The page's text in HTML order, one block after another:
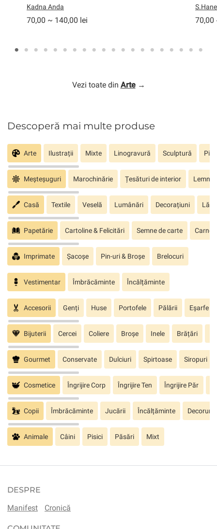
Kadna Anda
70,00 ~ 140,00 lei 70,00
Vezi toate din Arte→
Descoperă mai multe produse
Arte Ilustrații Mixte Linogravură Sculptură
Meșteșuguri Marochinărie Țesături de interior Lemn
Casă Textile Veselă Lumânări Decorațiuni
Papetărie Cartoline & Felicitări Semne de carte
Imprimate Șacoșe Pin-uri & Broșe Brelocuri
Vestimentar Îmbrăcăminte Încălțăminte
Accesorii Genți Huse Portofele Pălării Eșarfe
Bijuterii Cercei Coliere Broșe Inele Brățări
Gourmet Conservate Dulciuri Spirtoase Siropuri
Cosmetice Îngrijire Corp Îngrijire Ten Îngrijire Păr
Copii Îmbrăcăminte Jucării Încălțăminte Decoruri
Animale Câini Pisici Păsări Mixt
DESPRE
Manifest
Cronică